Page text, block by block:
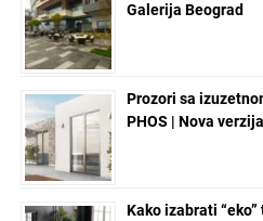
Galerija Beograd
Prozori sa
PHOS | Nova verzija
Kako izabrati